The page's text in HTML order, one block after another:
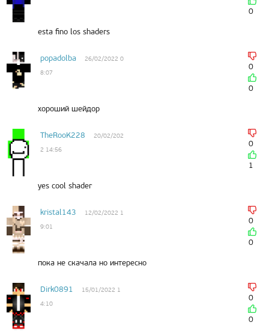
0
esta fino los shaders
popadolba
26/02/2022 0
8:07
0
0
хороший шейдор
TheRooK228
20/02/202
2 14:56
0
1
yes cool shader
kristal143
12/02/2022 1
9:01
0
0
пока не скачала но интересно
Dirk0891
15/01/2022 1
4:10
0
0